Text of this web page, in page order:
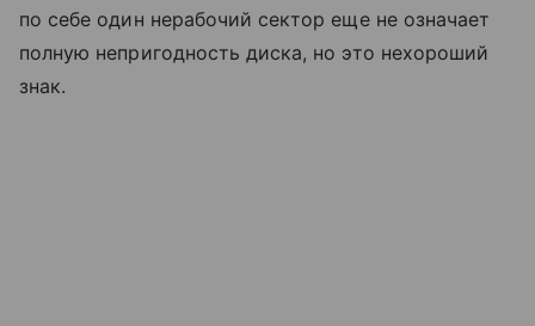
по себе один нерабочий сектор еще не означает
полную непригодность диска, но это нехороший
знак.